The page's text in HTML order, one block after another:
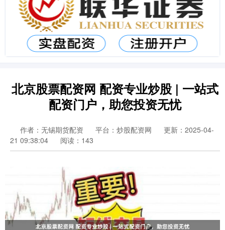
北京股票配资网 配资专业炒股 | 一站式
配资门户，助您投资无忧
作者：无锡期货配资 平台：炒股配资网
更新：2025-04-
21 09:38:04
阅读：143